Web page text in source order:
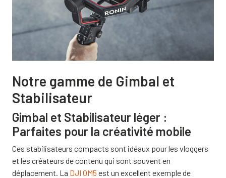
Notre gamme de Gimbal et
Stabilisateur
Gimbal et Stabilisateur léger :
Parfaites pour la créativité mobile
Ces stabilisateurs compacts sont idéaux pour les vloggers
et les créateurs de contenu qui sont souvent en
déplacement. La DJI OM5 est un excellent exemple de